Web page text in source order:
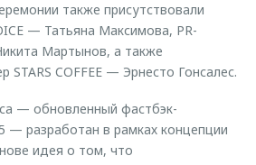
также присутствовали
— Татьяна Максимова, PR-
Мартынов, а также
STARS COFFEE — Эрнесто Гонсалес.
— обновленный фастбэк-
— разработан в рамках концепции
идея о том, что